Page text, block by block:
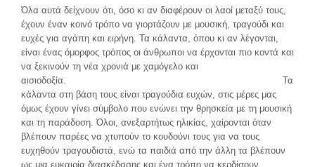
Όλα αυτά δείχνουν ότι, όσο κι αν διαφέρουν οι λαοί μεταξύ τους,
έχουν έναν κοινό τρόπο να γιορτάζουν με μουσική, τραγούδι και
ευχές για αγάπη και ειρήνη. Τα κάλαντα, όπου κι αν λέγονται,
είναι ένας όμορφος τρόπος οι άνθρωποι να έρχονται πιο κοντά και
να ξεκινούν τη νέα χρονιά με χαμόγελο και
αισιοδοξία. Τα
κάλαντα στη βάση τους είναι τραγούδια ευχών, στις μέρες μας
όμως έχουν γίνει σύμβολο που ενώνει την θρησκεία με τη μουσική
και τη παράδοση. Όλοι, ανεξαρτήτως ηλικίας, χαίρονται όταν
βλέπουν παρέες να χτυπούν το κουδούνι τους για να τους
ευχηθούν τραγουδιστά, ενώ τα παιδιά από την άλλη τα βλέπουν
ως μια ευκαιρία διασκέδασης και ένα τρόπο να κερδίσουν